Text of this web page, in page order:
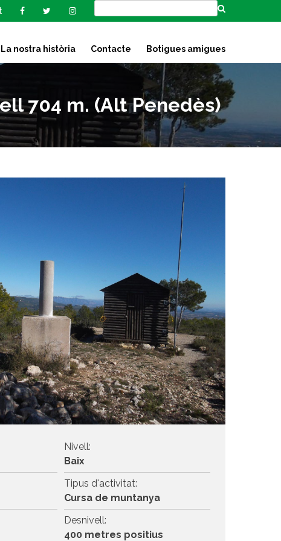
La nostra història Contacte Botigues amigues
704 m. (Alt Penedès)
Nivell:
Baix
Tipus d'activitat:
Cursa de muntanya
Desnivell:
400 metres positius